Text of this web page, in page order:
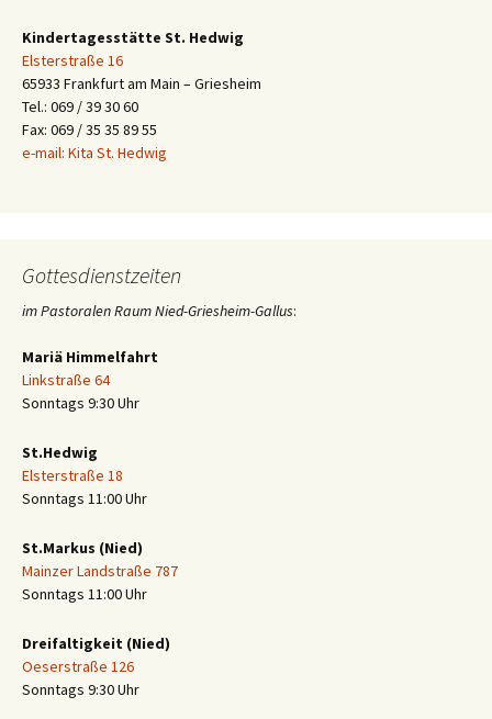
Kindertagesstätte St. Hedwig
Elsterstraße 16
65933 Frankfurt am Main – Griesheim
Tel.: 069 / 39 30 60
Fax: 069 / 35 35 89 55
e-mail: Kita St. Hedwig
Gottesdienstzeiten
im Pastoralen Raum Nied-Griesheim-Gallus:
Mariä Himmelfahrt
Linkstraße 64
Sonntags 9:30 Uhr
St.Hedwig
Elsterstraße 18
Sonntags 11:00 Uhr
St.Markus (Nied)
Mainzer Landstraße 787
Sonntags 11:00 Uhr
Dreifaltigkeit (Nied)
Oeserstraße 126
Sonntags 9:30 Uhr